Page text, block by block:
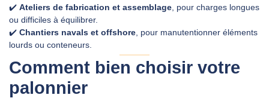
✔️ Ateliers de fabrication et assemblage , pour charges longues
ou difficiles à équilibrer.
✔️ Chantiers navals et offshore , pour manutentionner éléments
lourds ou conteneurs.
Comment bien choisir votre
palonnier